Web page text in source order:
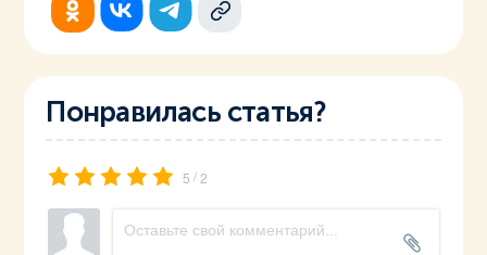
Понравилась статья?
5 / 2